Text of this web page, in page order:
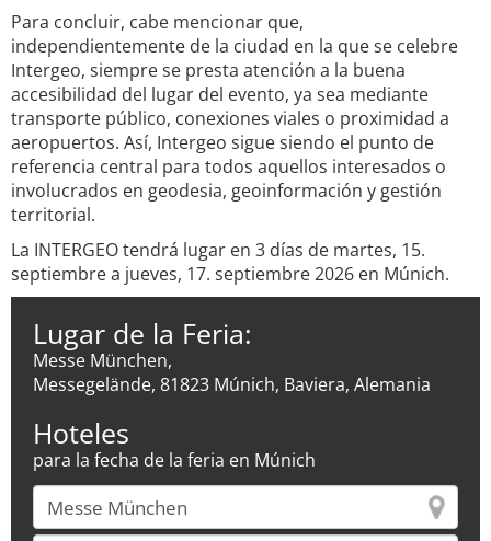
Para concluir, cabe mencionar que,
independientemente de la ciudad en la que se celebre
Intergeo, siempre se presta atención a la buena
accesibilidad del lugar del evento, ya sea mediante
transporte público, conexiones viales o proximidad a
aeropuertos. Así, Intergeo sigue siendo el punto de
referencia central para todos aquellos interesados o
involucrados en geodesia, geoinformación y gestión
territorial.
La INTERGEO tendrá lugar en 3 días de martes, 15.
septiembre a jueves, 17. septiembre 2026 en Múnich.
Lugar de la Feria:
Messe München,
Messegelände, 81823 Múnich, Baviera, Alemania
Hoteles
para la fecha de la feria en Múnich